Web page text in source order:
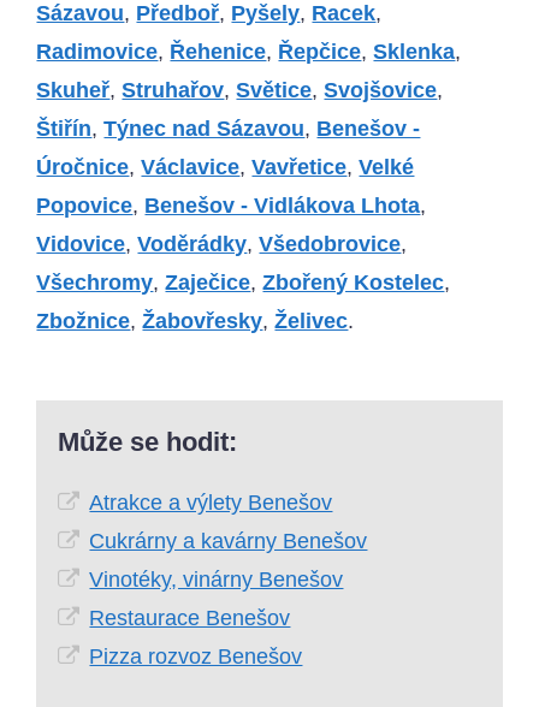
Sázavou, Předboř, Pyšely, Racek,
Radimovice, Řehenice, Řepčice,Sklenka,
Skuheř,Struhařov,Světice,Svojšovice,
Štiřín,Týnec nad Sázavou, Benešov -
Úročnice,Václavice,Vavřetice,Velké
Popovice, Benešov - Vidlákova Lhota,
Vidovice,Voděrádky,Všedobrovice,
Všechromy,Zaječice,Zbořený Kostelec,
Zbožnice,Žabovřesky,Želivec.
Může se hodit:
Atrakce a výlety Benešov
Cukrárny a kavárny Benešov
Vinotéky, vinárny Benešov
Restaurace Benešov
Pizza rozvoz Benešov